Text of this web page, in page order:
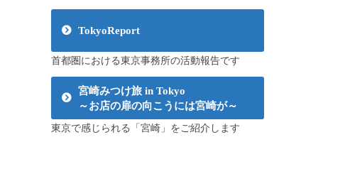
TokyoReport
首都圏における東京事務所の活動報告です
宮崎みつけ旅 in Tokyo
～お店の扉の向こうには宮崎が～
東京で感じられる「宮崎」をご紹介します